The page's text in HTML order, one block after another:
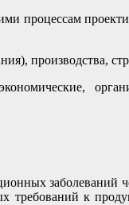
процессам
производства,
заболеваний
к